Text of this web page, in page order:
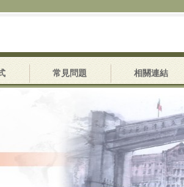
常見問題 相關連結